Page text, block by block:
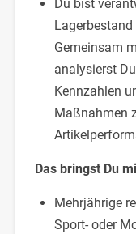
Du bist
Gemeinsam
analysierst
Kennzahlen
Maßnahmen
Das bringst Du
Mehrjährige
Sport- oder